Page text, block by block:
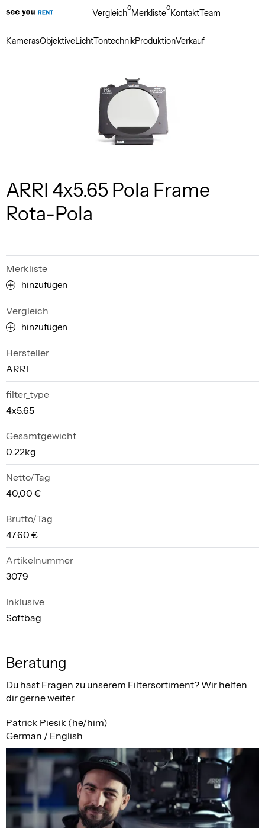
KamerasObjektiveLichtTontechnikProduktionVerkauf
Vergleich0Merkliste0KontaktTeam
ARRI 4x5.65 Pola Frame
Rota-Pola
Merkliste
hinzufügen
Vergleich
hinzufügen
Hersteller
ARRI
filter_type
4x5.65
Gesamtgewicht
0.22kg
Netto/Tag
40,00 €
Brutto/Tag
47,60 €
Artikelnummer
3079
Inklusive
Softbag
Beratung
Du hast Fragen zu unserem Filtersortiment? Wir helfen
dir gerne weiter.
Patrick Piesik (he/him)
German / English